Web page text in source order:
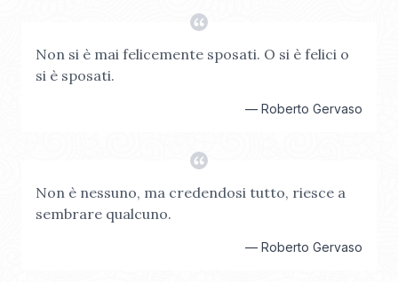
Non si è mai felicemente sposati. O si è felici o
si è sposati.
— Roberto Gervaso
Non è nessuno, ma credendosi tutto, riesce a
sembrare qualcuno.
— Roberto Gervaso